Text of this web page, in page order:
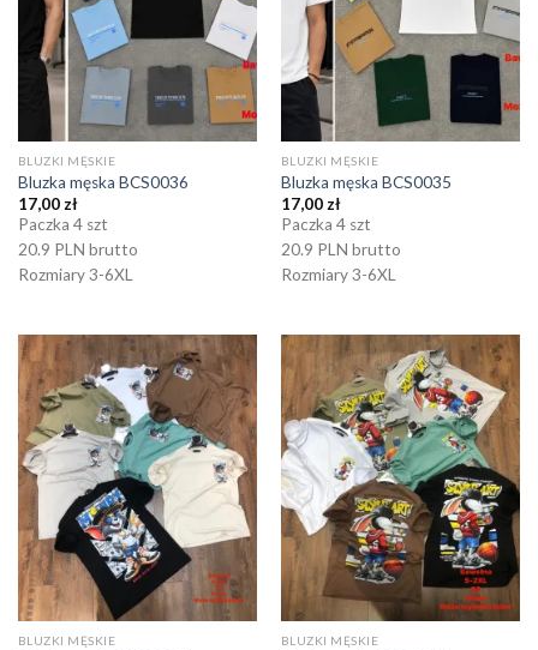
BLUZKI MĘSKIE
Bluzka męska BCS0036
17,00 zł
Paczka 4 szt
20.9 PLN brutto
Rozmiary 3-6XL
BLUZKI MĘSKIE
Bluzka męska BCS0035
17,00 zł
Paczka 4 szt
20.9 PLN brutto
Rozmiary 3-6XL
BLUZKI MĘSKIE BLUZKI MĘSKIE